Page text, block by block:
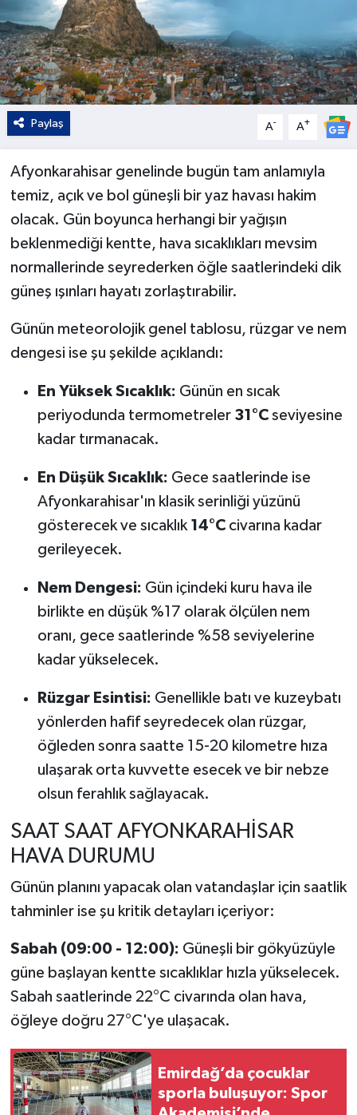
Paylaş A- A+
Afyonkarahisar genelinde bugün tam anlamıyla
temiz, açık ve bol güneşli bir yaz havası hakim
olacak. Gün boyunca herhangi bir yağışın
beklenmediği kentte, hava sıcaklıkları mevsim
normallerinde seyrederken öğle saatlerindeki dik
güneş ışınları hayatı zorlaştırabilir.
Günün meteorolojik genel tablosu, rüzgar ve nem
dengesi ise şu şekilde açıklandı:
En Yüksek Sıcaklık: Günün en sıcak
periyodunda termometreler 31°Cseviyesine
kadar tırmanacak.
En Düşük Sıcaklık: Gece saatlerinde ise
Afyonkarahisar'ın klasik serinliği yüzünü
gösterecek ve sıcaklık 14°Ccivarına kadar
gerileyecek.
Nem Dengesi: Gün içindeki kuru hava ile
birlikte en düşük %17 olarak ölçülen nem
oranı, gece saatlerinde %58 seviyelerine
kadar yükselecek.
Rüzgar Esintisi: Genellikle batı ve kuzeybatı
yönlerden hafif seyredecek olan rüzgar,
öğleden sonra saatte 15-20 kilometre hıza
ulaşarak orta kuvvette esecek ve bir nebze
olsun ferahlık sağlayacak.
SAAT SAAT AFYONKARAHİSAR
HAVA DURUMU
Günün planını yapacak olan vatandaşlar için saatlik
tahminler ise şu kritik detayları içeriyor:
Sabah (09:00 - 12:00): Güneşli bir gökyüzüyle
güne başlayan kentte sıcaklıklar hızla yükselecek.
Sabah saatlerinde 22°C civarında olan hava,
öğleye doğru 27°C'ye ulaşacak.
Emirdağ’da çocuklar
sporla buluşuyor: Spor